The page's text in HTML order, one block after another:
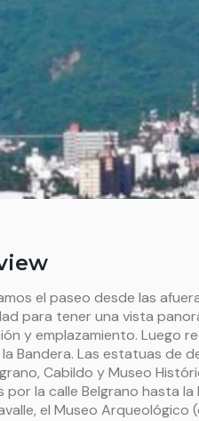
el paseo desde las
para tener una vista
y emplazamiento. Luego
Bandera. Las estatuas de
Cabildo y Museo
por la calle Belgrano hasta la
el Museo